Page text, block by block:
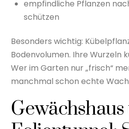
empfindliche Pflanzen
schützen
Besonders wichtig:
Bodenvolumen. Ihre Wurzeln
Wer im Garten nur „frisch“
manchmal schon echte